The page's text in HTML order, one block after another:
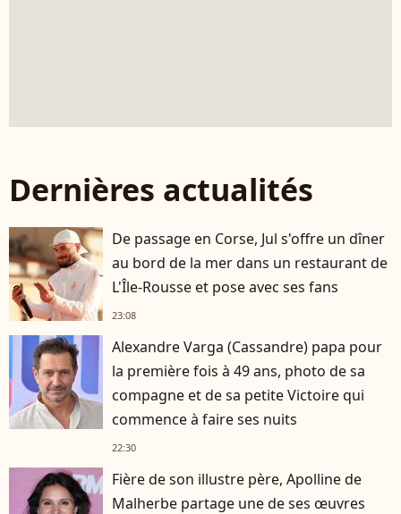
Dernières actualités
De passage en Corse, Jul s'offre un dîner
au bord de la mer dans un restaurant de
L'Île-Rousse et pose avec ses fans
23:08
Alexandre Varga (Cassandre) papa pour
la première fois à 49 ans, photo de sa
compagne et de sa petite Victoire qui
commence à faire ses nuits
22:30
Fière de son illustre père, Apolline de
Malherbe partage une de ses œuvres